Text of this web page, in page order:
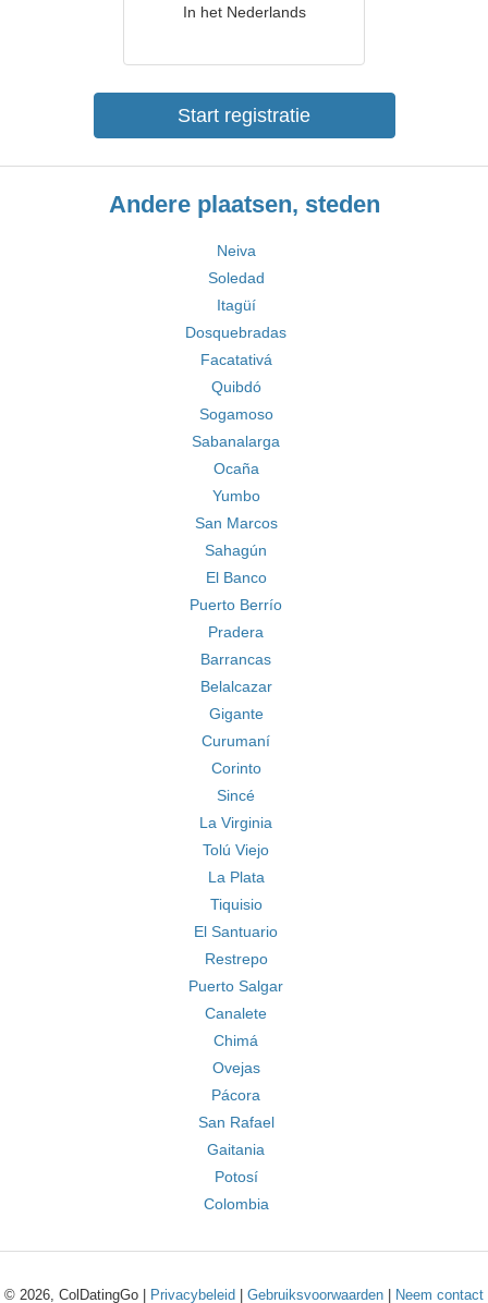
In het Nederlands
Start registratie
Andere plaatsen, steden
Neiva
Soledad
Itagüí
Dosquebradas
Facatativá
Quibdó
Sogamoso
Sabanalarga
Ocaña
Yumbo
San Marcos
Sahagún
El Banco
Puerto Berrío
Pradera
Barrancas
Belalcazar
Gigante
Curumaní
Corinto
Sincé
La Virginia
Tolú Viejo
La Plata
Tiquisio
El Santuario
Restrepo
Puerto Salgar
Canalete
Chimá
Ovejas
Pácora
San Rafael
Gaitania
Potosí
Colombia
© 2026, ColDatingGo | Privacybeleid Gebruiksvoorwaarden Neem contact